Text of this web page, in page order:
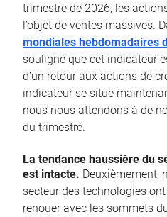
trimestre de 2026, les
l’objet de ventes massives.
mondiales hebdomadaires
souligné que cet indicateur
d’un retour aux actions de
indicateur se situe
nous nous attendons à de
du trimestre.
La tendance haussière du
est intacte. Deuxièmement,
secteur des technologies
renouer avec les sommets